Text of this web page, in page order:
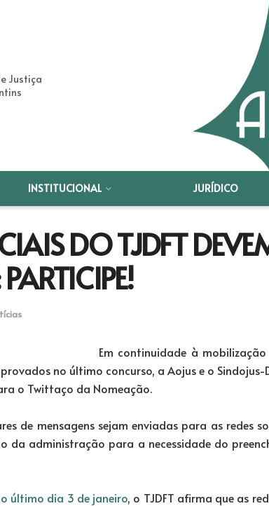
Justiça
INSTITUCIONAL JURÍDICO
DO TJDFT
Em continuidade à
no último concurso, a Aojus e o
o Twittaço da Nomeação.
de mensagens sejam enviadas para as redes
da administração para a necessidade do
último dia 3 de janeiro, o TJDFT afirma que as